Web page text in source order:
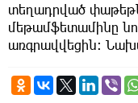
տեղադրված
մեթամֆետամինը
առգրավվեցին։